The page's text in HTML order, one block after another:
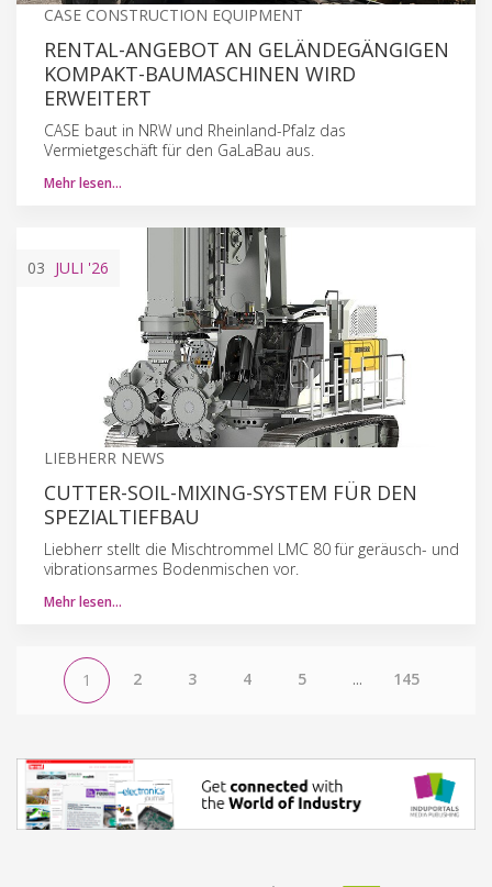
CASE CONSTRUCTION EQUIPMENT
RENTAL-ANGEBOT AN GELÄNDEGÄNGIGEN
KOMPAKT-BAUMASCHINEN WIRD
ERWEITERT
CASE baut in NRW und Rheinland-Pfalz das
Vermietgeschäft für den GaLaBau aus.
Mehr lesen…
03 JULI '26
LIEBHERR NEWS
CUTTER-SOIL-MIXING-SYSTEM FÜR DEN
SPEZIALTIEFBAU
Liebherr stellt die Mischtrommel LMC 80 für geräusch- und
vibrationsarmes Bodenmischen vor.
Mehr lesen…
1 2 3 4 5 ... 145